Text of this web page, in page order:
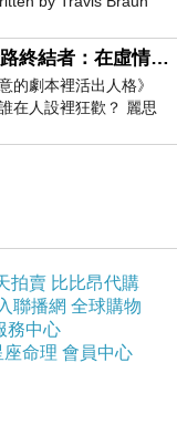
10晚 即可獲得
累積)
和AI 共創小說，《套路終結者：在虛情假意的劇本裡活出人格》
的劇本裡活出人格》
在人設裡狂歡？ 麗思
燈光昏
拍賣 比比昂代購
聯播網 全球購物
務中心
座命理 會員中心